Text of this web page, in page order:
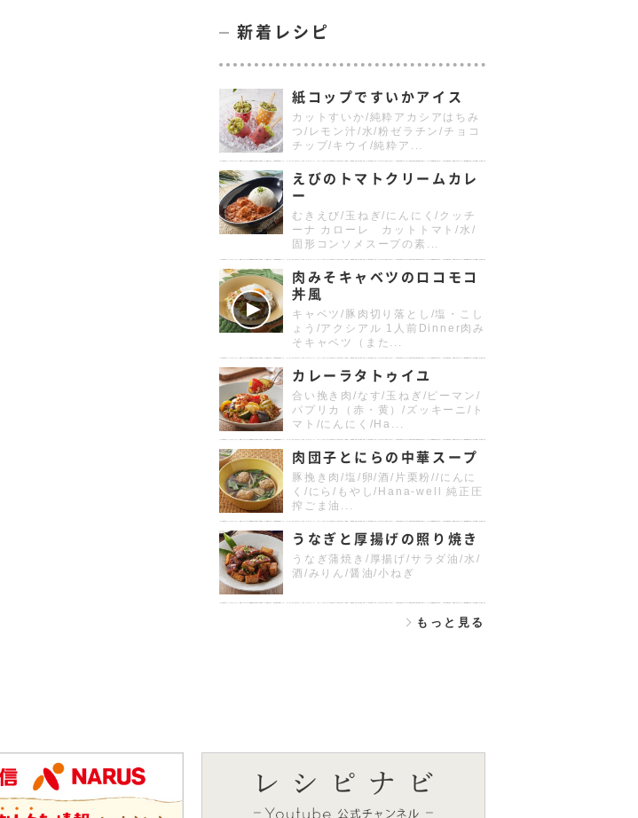
新着レシピ
紙コップですいかアイス
カットすいか/純粋アカシアはちみ
つ/レモン汁/水/粉ゼラチン/チョコ
チップ/キウイ/純粋ア...
えびのトマトクリームカレ
ー
むきえび/玉ねぎ/にんにく/クッチ
ーナ カローレ カットトマト/水/
固形コンソメスープの素...
肉みそキャベツのロコモコ
丼風
キャベツ/豚肉切り落とし/塩・こし
ょう/アクシアル 1人前Dinner肉み
そキャベツ（また...
カレーラタトゥイユ
合い挽き肉/なす/玉ねぎ/ピーマン/
パプリカ（赤・黄）/ズッキーニ/ト
マト/にんにく/Ha...
肉団子とにらの中華スープ
豚挽き肉/塩/卵/酒/片栗粉//にんに
く/にら/もやし/Hana-well 純正圧
搾ごま油...
うなぎと厚揚げの照り焼き
うなぎ蒲焼き/厚揚げ/サラダ油/水/
酒/みりん/醤油/小ねぎ
もっと見る